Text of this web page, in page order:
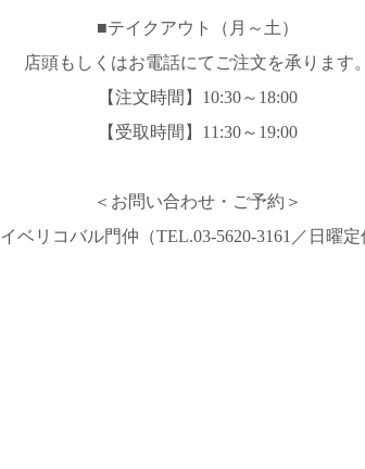
■テイクアウト（月～土）
店頭もしくはお電話にてご注文を承ります。
【注文時間】10:30～18:00
【受取時間】11:30～19:00
＜お問い合わせ・ご予約＞
イベリコバル門仲（TEL.03-5620-3161／日曜定